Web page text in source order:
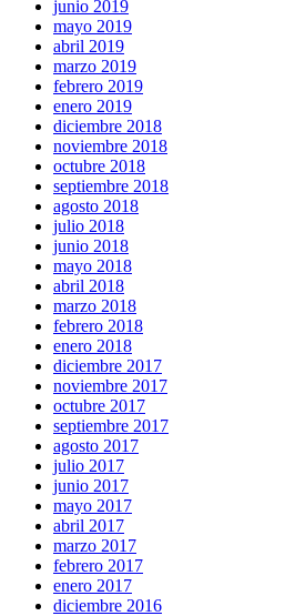
junio 2019
mayo 2019
abril 2019
marzo 2019
febrero 2019
enero 2019
diciembre 2018
noviembre 2018
octubre 2018
septiembre 2018
agosto 2018
julio 2018
junio 2018
mayo 2018
abril 2018
marzo 2018
febrero 2018
enero 2018
diciembre 2017
noviembre 2017
octubre 2017
septiembre 2017
agosto 2017
julio 2017
junio 2017
mayo 2017
abril 2017
marzo 2017
febrero 2017
enero 2017
diciembre 2016